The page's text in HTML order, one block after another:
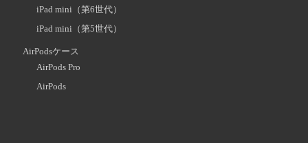
iPad mini（第6世代）
iPad mini（第5世代）
AirPodsケース
AirPods Pro
AirPods